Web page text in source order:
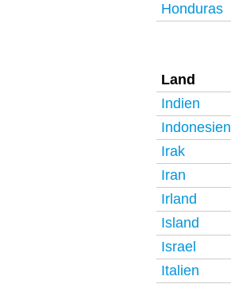
Honduras
Land
Indien
Indonesien
Irak
Iran
Irland
Island
Israel
Italien